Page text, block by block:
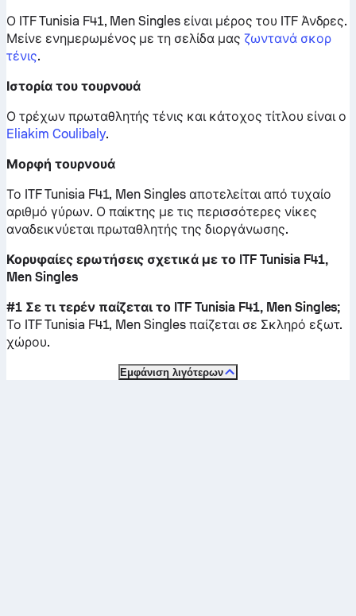
Ο ITF Tunisia F41, Men Singles είναι μέρος του ITF Άνδρες.
Μείνε ενημερωμένος με τη σελίδα μας ζωντανά σκορ
τένις.
Ιστορία του τουρνουά
Ο τρέχων πρωταθλητής τένις και κάτοχος τίτλου είναι ο
Eliakim Coulibaly.
Μορφή τουρνουά
Το ITF Tunisia F41, Men Singles αποτελείται από τυχαίο
αριθμό γύρων. Ο παίκτης με τις περισσότερες νίκες
αναδεικνύεται πρωταθλητής της διοργάνωσης.
Κορυφαίες ερωτήσεις σχετικά με το ITF Tunisia F41,
Men Singles
#1 Σε τι τερέν παίζεται το ITF Tunisia F41, Men Singles;
Το ITF Tunisia F41, Men Singles παίζεται σε Σκληρό εξωτ.
χώρου.
Εμφάνιση λιγότερων